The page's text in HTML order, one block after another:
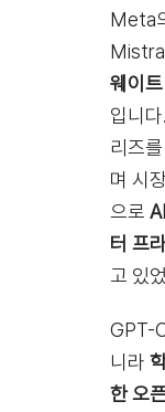
Meta
웨이
입니
리즈
며 시
으로
터 프
고 있
GPT-
니라
한 오